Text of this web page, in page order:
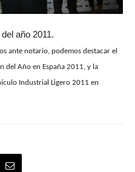
año 2011.
ante notario, podemos destacar el
del Año en España 2011, y la
Industrial Ligero 2011 en